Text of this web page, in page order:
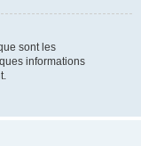
sont les
informations